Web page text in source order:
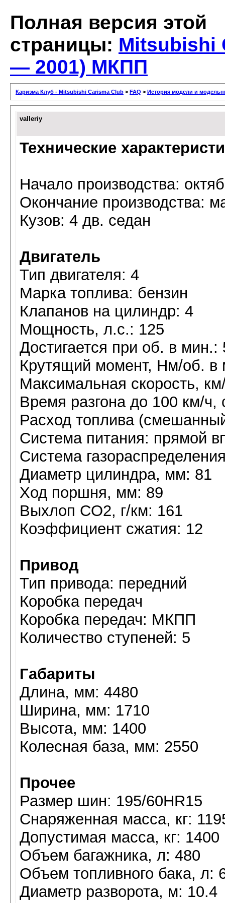
Полная версия этой
страницы: Mitsubishi
— 2001) MКПП
Каризма Клуб - Mitsubishi Carisma Club > FAQ > История модели и
valleriy
Технические
Начало производства:
Окончание производства:
Кузов: 4 дв. седан
Двигатель
Тип двигателя: 4
Марка топлива: бензин
Клапанов на цилиндр: 4
Мощность, л.с.: 125
Достигается при об. в мин.:
Крутящий момент, Нм/об. в
Максимальная скорость,
Время разгона до 100 км/ч,
Расход топлива
Система питания: прямой
Система
Диaметр цилиндра, мм: 81
Ход поршня, мм: 89
Выхлоп CO2, г/км: 161
Коэффициент сжатия: 12
Привод
Тип привода: передний
Коробка передач
Коробка передач: МКПП
Количество ступеней: 5
Габариты
Длина, мм: 4480
Ширина, мм: 1710
Высота, мм: 1400
Колесная база, мм: 2550
Прочее
Размер шин: 195/60HR15
Снаряженная масса, кг:
Допустимая масса, кг: 1400
Объем багажника, л: 480
Объем топливного бака, л:
Диаметр разворота, м: 10.4